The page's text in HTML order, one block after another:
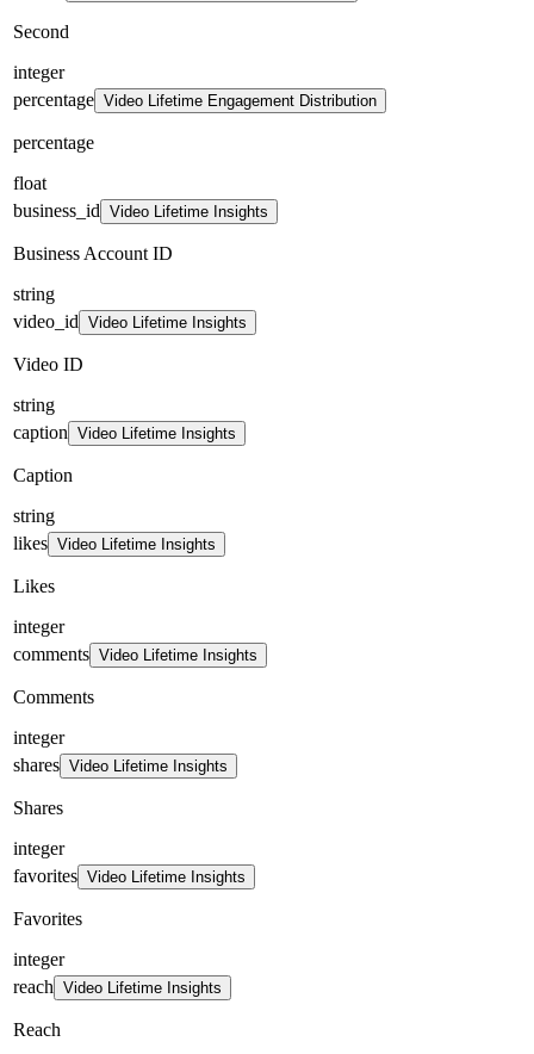
Second
integer
percentage Video Lifetime Engagement Distribution
percentage
float
business_id Video Lifetime Insights
Business Account ID
string
video_id Video Lifetime Insights
Video ID
string
caption Video Lifetime Insights
Caption
string
likes Video Lifetime Insights
Likes
integer
comments Video Lifetime Insights
Comments
integer
shares Video Lifetime Insights
Shares
integer
favorites Video Lifetime Insights
Favorites
integer
reach Video Lifetime Insights
Reach